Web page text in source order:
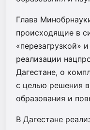
Глава
происходящие в
«перезагрузкой»
реализации
Дагестане, о
с целью решения
образования и
В Дагестане